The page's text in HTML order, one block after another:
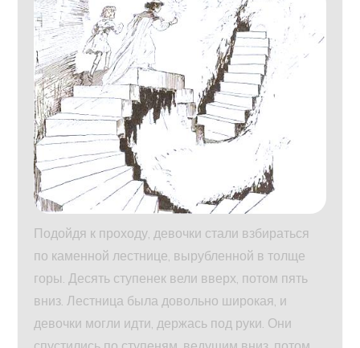
Подойдя к проходу, девочки стали взбираться
по каменной лестнице, вырубленной в толще
горы. Десять ступенек вели вверх, потом пять
вниз. Лестница была довольно широкая, и
девочки могли идти, держась под руки. Они